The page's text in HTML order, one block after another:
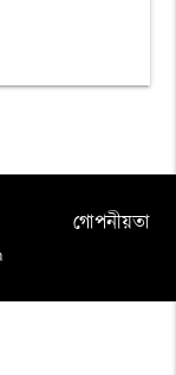
গোপনীয়তা